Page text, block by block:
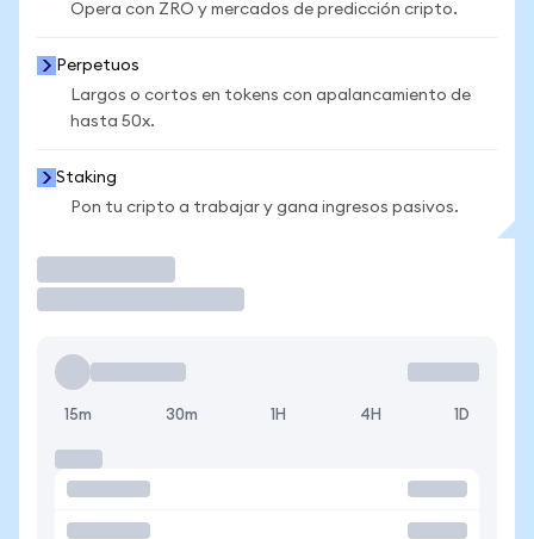
Opera con ZRO y mercados de predicción cripto.
Perpetuos
Largos o cortos en tokens con apalancamiento de
hasta 50x.
Staking
Pon tu cripto a trabajar y gana ingresos pasivos.
15m 30m 1H 4H 1D